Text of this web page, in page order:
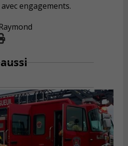
engagements.